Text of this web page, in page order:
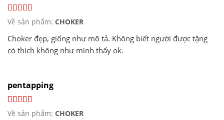
Về sản phẩm: CHOKER
Choker đẹp, giống như mô tả. Không biết người được tặng
có thích không như mình thấy ok.
pentapping
Về sản phẩm: CHOKER